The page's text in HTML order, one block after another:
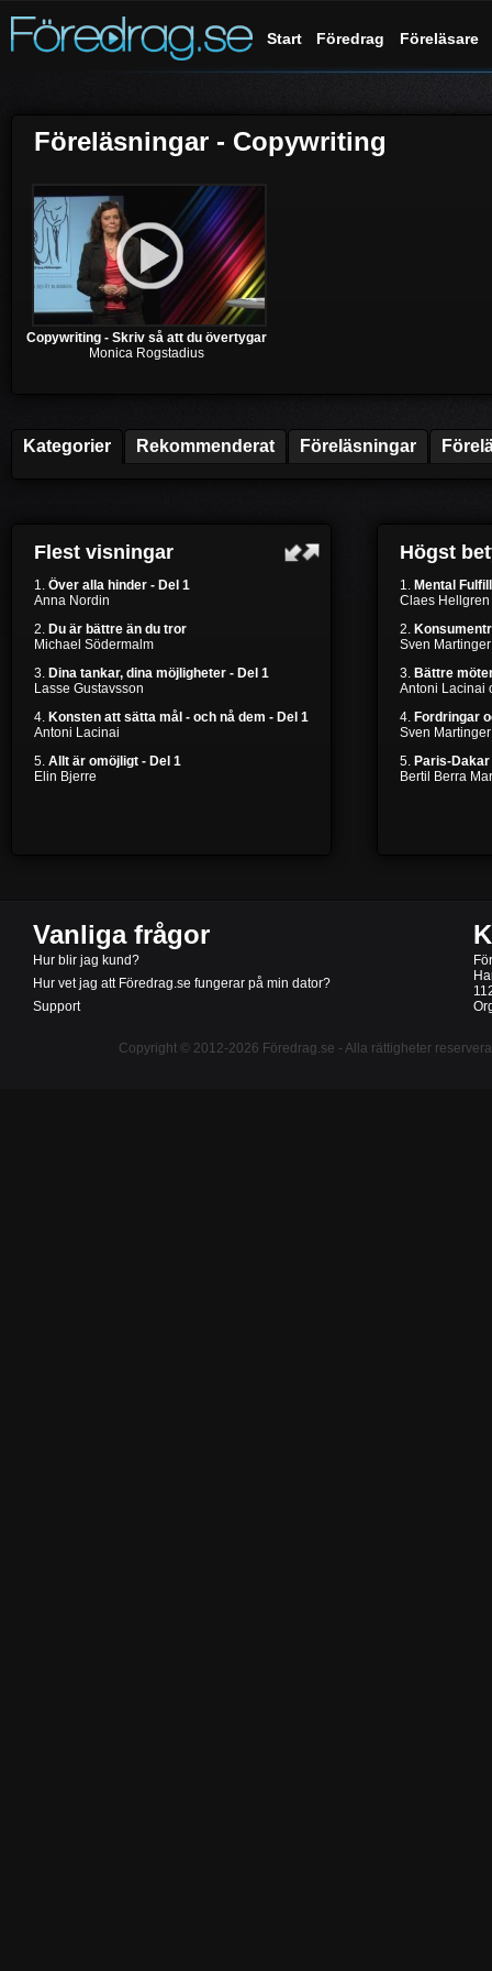
Start Föredrag Föreläsare
Föreläsningar - Copywriting
Copywriting - Skriv så att du övertygar
Monica Rogstadius
Kategorier Rekommenderat Föreläsningar
Flest visningar
1. Över alla hinder - Del 1
Anna Nordin
2. Du är bättre än du tror
Michael Södermalm
3. Dina tankar, dina möjligheter - Del 1
Lasse Gustavsson
4. Konsten att sätta mål - och nå dem - Del 1
Antoni Lacinai
5. Allt är omöjligt - Del 1
Elin Bjerre
Högst
1. Mental
Claes Hellgren
2.
Sven Martinger
3. Bättre
Antoni Lacinai
4. Fordringar
Sven Martinger
5. Paris-Dakar
Bertil Berra
Vanliga frågor
Hur blir jag kund?
Hur vet jag att Föredrag.se fungerar på min dator?
Support
Copyright © 2012-2026 Föredrag.se - Alla rättigheter